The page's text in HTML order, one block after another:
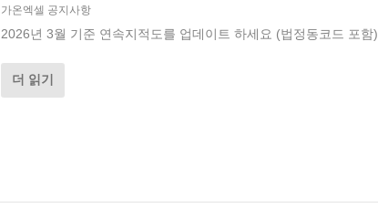
가온엑셀 공지사항
2026년 3월 기준 연속지적도를 업데이트 하세요 (법정동코드 포함)
더 읽기